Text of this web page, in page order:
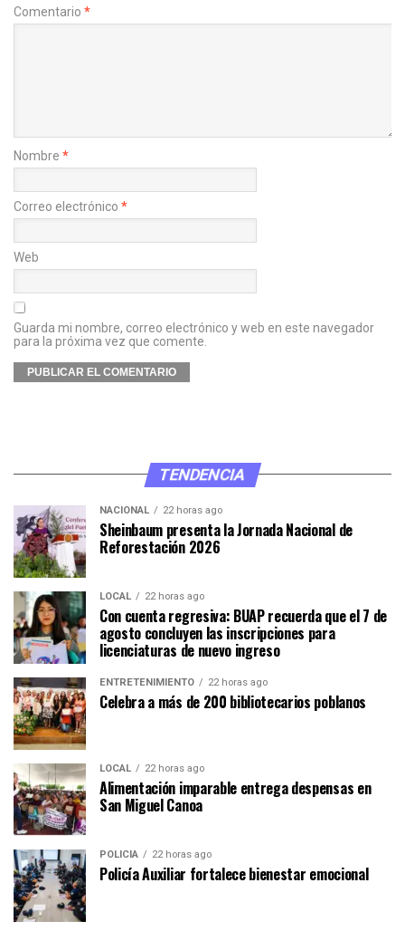
Comentario *
Nombre *
Correo electrónico *
Web
Guarda mi nombre, correo electrónico y web en este navegador
para la próxima vez que comente.
TENDENCIA
NACIONAL 22 horas ago
Sheinbaum presenta la Jornada Nacional de
Reforestación 2026
LOCAL 22 horas ago
Con cuenta regresiva: BUAP recuerda que el 7 de
agosto concluyen las inscripciones para
licenciaturas de nuevo ingreso
ENTRETENIMIENTO 22 horas ago
Celebra a más de 200 bibliotecarios poblanos
LOCAL 22 horas ago
Alimentación imparable entrega despensas en
San Miguel Canoa
POLICÍA 22 horas ago
Policía Auxiliar fortalece bienestar emocional